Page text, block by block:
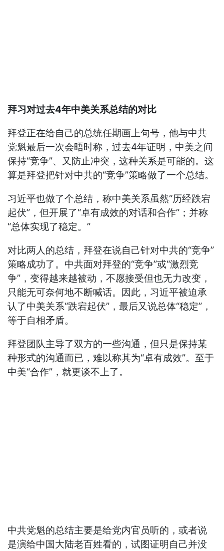
拜习对过去4年中美关系总结的对比
拜登正在给自己的总统任期画上句号，他与中共
党魁最后一次会晤时称，过去4年证明，中美之间
保持“竞争”、又防止冲突，这种关系是可能的。这
算是拜登把针对中共的“竞争”策略做了一个总结。
习近平也做了个总结，称中美关系虽然“历经跌宕
起伏”，但开展了“卓有成效的对话和合作”；并称
“总体实现了稳定。”
对比两人的总结，拜登在说自己针对中共的“竞争”
策略成功了。中共面对拜登的“竞争”或“激烈竞
争”，变得越来越被动，不愿接受但也无力改变，
只能无可奈何地不断喊话。因此，习近平被迫承
认了中美关系“跌宕起伏”，最后又说总体“稳定”，
等于自相矛盾。
拜登团队主导了双方的一些沟通，但只是保持某
种形式的沟通而已，难以称其为“卓有成效”。至于
中美“合作”，就更谈不上了。
中共党魁的总结主要是给党内官员听的，或者说
是演给中国大陆老百姓看的，试图证明自己并没